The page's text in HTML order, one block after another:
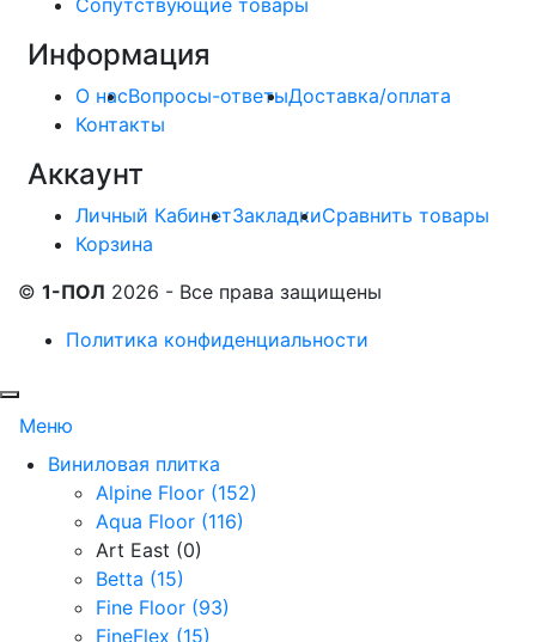
Сопутствующие товары
Информация
О насВопросы-ответыДоставка/оплата
Контакты
Аккаунт
Личный КабинетЗакладкиСравнить товары
Корзина
© 1-ПОЛ 2026 - Все права защищены
Политика конфиденциальности
Меню
Виниловая плитка
Alpine Floor (152)
Aqua Floor (116)
Art East (0)
Betta (15)
Fine Floor (93)
FineFlex (15)